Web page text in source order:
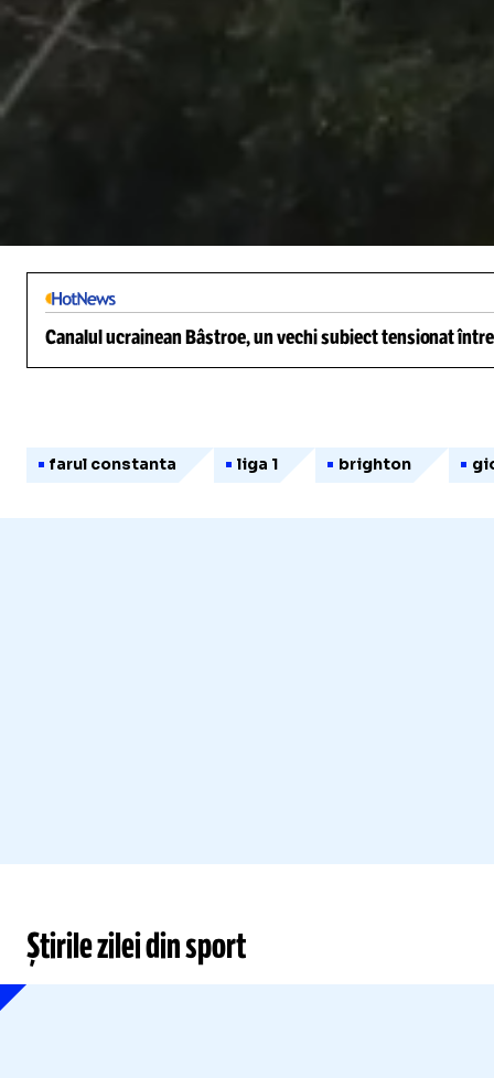
Canalul ucrainean Bâstroe, un vechi subiect tensionat
farul constanta liga 1 brighton
Știrile zilei din sport